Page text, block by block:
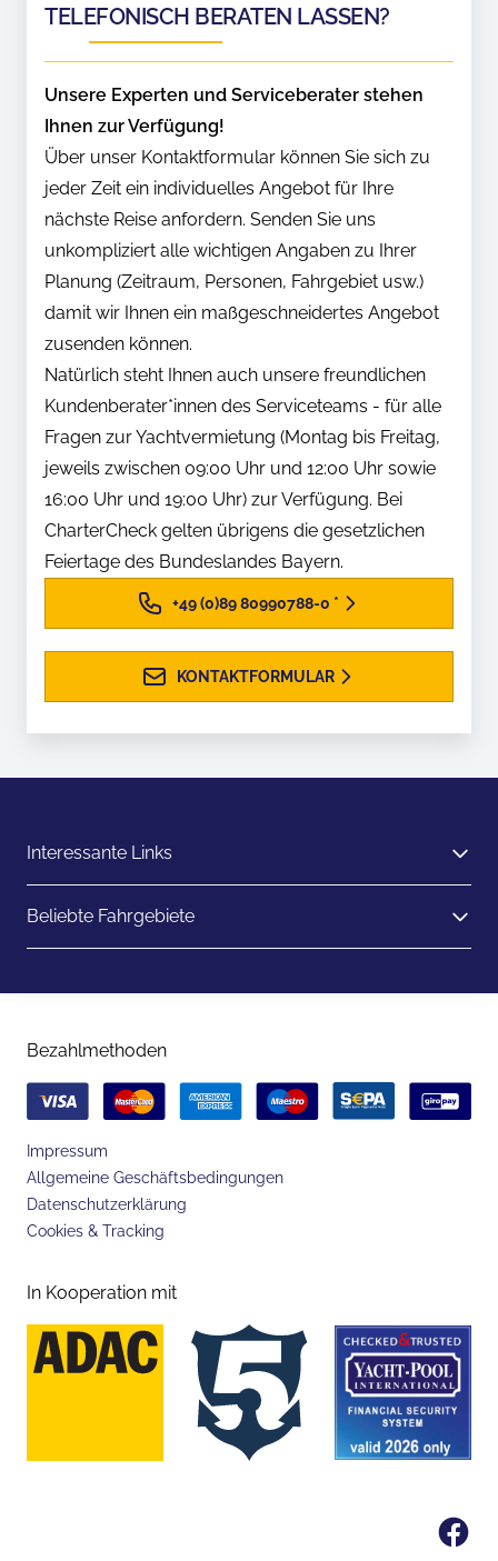
TELEFONISCH BERATEN LASSEN?
Unsere Experten und Serviceberater stehen
Ihnen zur Verfügung!
Über unser Kontaktformular können Sie sich zu
jeder Zeit ein individuelles Angebot für Ihre
nächste Reise anfordern. Senden Sie uns
unkompliziert alle wichtigen Angaben zu Ihrer
Planung (Zeitraum, Personen, Fahrgebiet usw.)
damit wir Ihnen ein maßgeschneidertes Angebot
zusenden können.
Natürlich steht Ihnen auch unsere freundlichen
Kundenberater*innen des Serviceteams - für alle
Fragen zur Yachtvermietung (Montag bis Freitag,
jeweils zwischen 09:00 Uhr und 12:00 Uhr sowie
16:00 Uhr und 19:00 Uhr) zur Verfügung. Bei
CharterCheck gelten übrigens die gesetzlichen
Feiertage des Bundeslandes Bayern.
+49 (0)89 80990788-0 *
KONTAKTFORMULAR
Interessante Links
Beliebte Fahrgebiete
Bezahlmethoden
Impressum
Allgemeine Geschäftsbedingungen
Datenschutzerklärung
Cookies & Tracking
In Kooperation mit